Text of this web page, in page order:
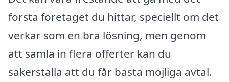
första företaget du hittar, speciellt om det
verkar som en bra lösning, men genom
att samla in flera offerter kan du
säkerställa att du får bästa möjliga avtal.